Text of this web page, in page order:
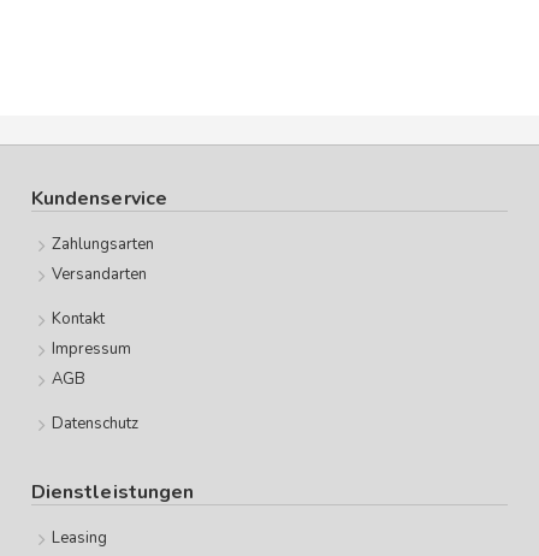
Kundenservice
Zahlungsarten
Versandarten
Kontakt
Impressum
AGB
Datenschutz
Dienstleistungen
Leasing